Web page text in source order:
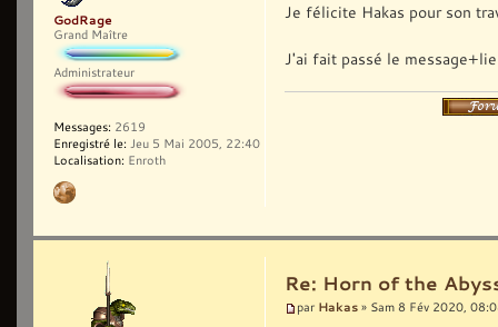
Je félicite Hakas pour son
J'ai fait passé le
GodRage
Grand Maître
Administrateur
Messages: 2619
Enregistré le: Jeu 5 Mai 2005, 22:40
Localisation: Enroth
Re: Horn of the
par Hakas » Sam 8 Fév 2020,